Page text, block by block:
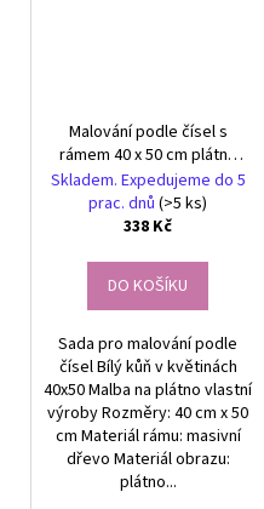
Malování podle čísel s
rámem 40 x 50 cm plátno
Bílý kůň v květinách
Skladem. Expedujeme do 5
prac. dnů (>5 ks)
338 Kč
DO KOŠÍKU
Sada pro malování podle
čísel Bílý kůň v květinách
40x50 Malba na plátno vlastní
výroby Rozměry: 40 cm x 50
cm Materiál rámu: masivní
dřevo Materiál obrazu:
plátno...